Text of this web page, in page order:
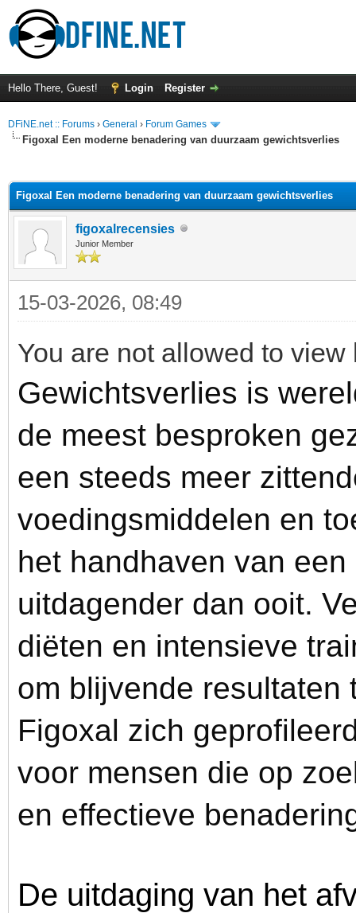
Hello There, Guest! Login Register
DFiNE.net :: Forums › General › Forum Games
Figoxal Een moderne benadering van duurzaam gewichtsverlies
Figoxal Een moderne benadering van duurzaam gewichtsverlies
figoxalrecensies
Junior Member
15-03-2026, 08:49
You are not allowed to
Gewichtsverlies is
de meest besproken
een steeds meer
voedingsmiddelen en
het handhaven van
uitdagender dan ooit.
diëten en intensieve
om blijvende resultaten
Figoxal zich
voor mensen die op
en effectieve
De uitdaging van het